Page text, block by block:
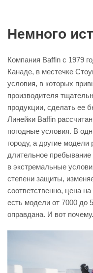
Немного
Компания Baffin с 1979
Канаде, в местечке
условия, в которых
производителя
продукции, сделать ее
Линейки Baffin
погодные условия. В
городу, а другие
длительное
в экстремальные
степени защиты,
соответственно, цена
есть модели от 7000 до
оправдана. И вот почему.